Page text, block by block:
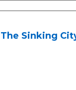
The Sinking